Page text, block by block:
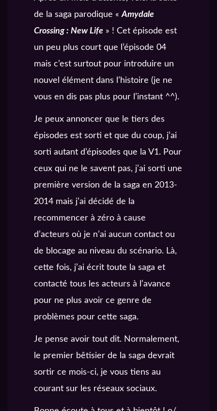
de la saga parodique «Amydale
Crossing : New Life » ! Cet épisode est
un peu plus court que l’épisode 04
mais c’est surtout pour introduire un
nouvel élément dans l’histoire (je ne
vous en dis pas plus pour l’instant ^^).
Je peux annoncer que le tiers des
épisodes est sorti et que du coup, j’ai
sorti autant d’épisodes que la V1. Pour
ceux qui ne le savent pas, j’ai sorti une
première version de la saga en 2013-
2014 mais j’ai décidé de la
recommencer à zéro à cause
d’acteurs où je n’ai aucun contact ou
de blocage au niveau du scénario. Là,
cette fois, j’ai écrit toute la saga et
contacté tous les acteurs à l’avance
pour ne plus avoir ce genre de
problèmes pour cette saga.
Je pense avoir tout dit. Normalement,
le premier bêtisier de la saga devrait
sortir ce mois-ci, je vous tiens au
courant sur les réseaux sociaux.